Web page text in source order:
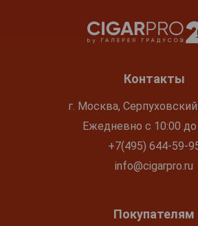
Контакты
г. Москва, Серпуховский
Ежедневно с 10:00 до
+7(495) 644-59-
info@cigarpro.ru
Покупателям